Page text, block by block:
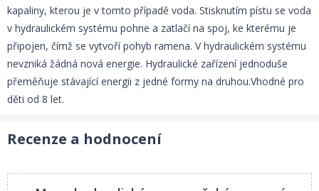
kapaliny, kterou je v tomto případě voda. Stisknutím pístu se voda
v hydraulickém systému pohne a zatlačí na spoj, ke kterému je
připojen, čímž se vytvoří pohyb ramena. V hydraulickém systému
nevzniká žádná nová energie. Hydraulické zařízení jednoduše
přeměňuje stávající energii z jedné formy na druhou.Vhodné pro
děti od 8 let.
Recenze a hodnocení